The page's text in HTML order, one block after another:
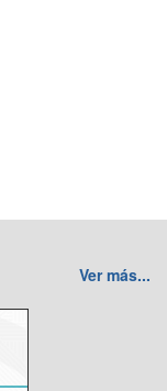
Ver más...